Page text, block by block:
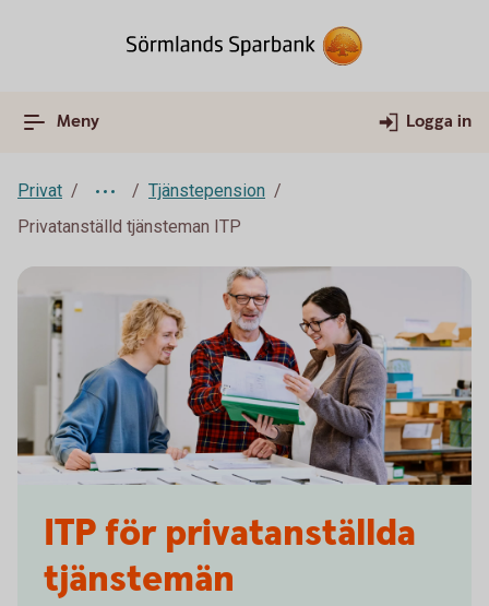
Meny Logga in
Privat
Tjänstepension
Privatanställd tjänsteman ITP
ITP för privatanställda
tjänstemän